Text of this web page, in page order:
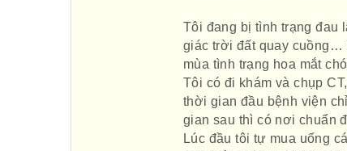
Tôi đang bị tình trạng đau
giác trời đất quay cuồng…
mùa tình trạng hoa mắt
Tôi có đi khám và chụp
thời gian đầu bệnh viện
gian sau thì có nơi chuẩn
Lúc đầu tôi tự mua uống